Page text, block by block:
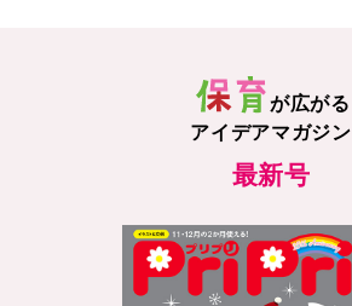
が広がる
アイデアマガジン
最新号